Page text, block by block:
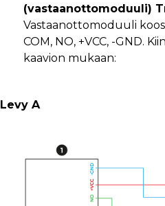
(vastaanottomoduuli)
Vastaanottomoduuli
COM, NO, +VCC, -GND.
kaavion mukaan:
Levy A